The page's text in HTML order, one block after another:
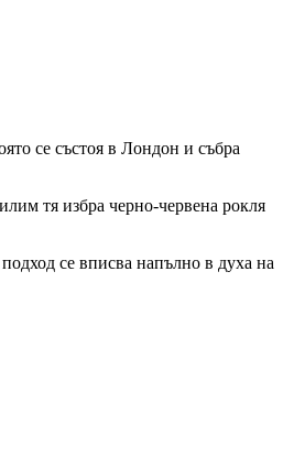
се състоя в Лондон и събра
тя избра черно-червена рокля
се вписва напълно в духа на